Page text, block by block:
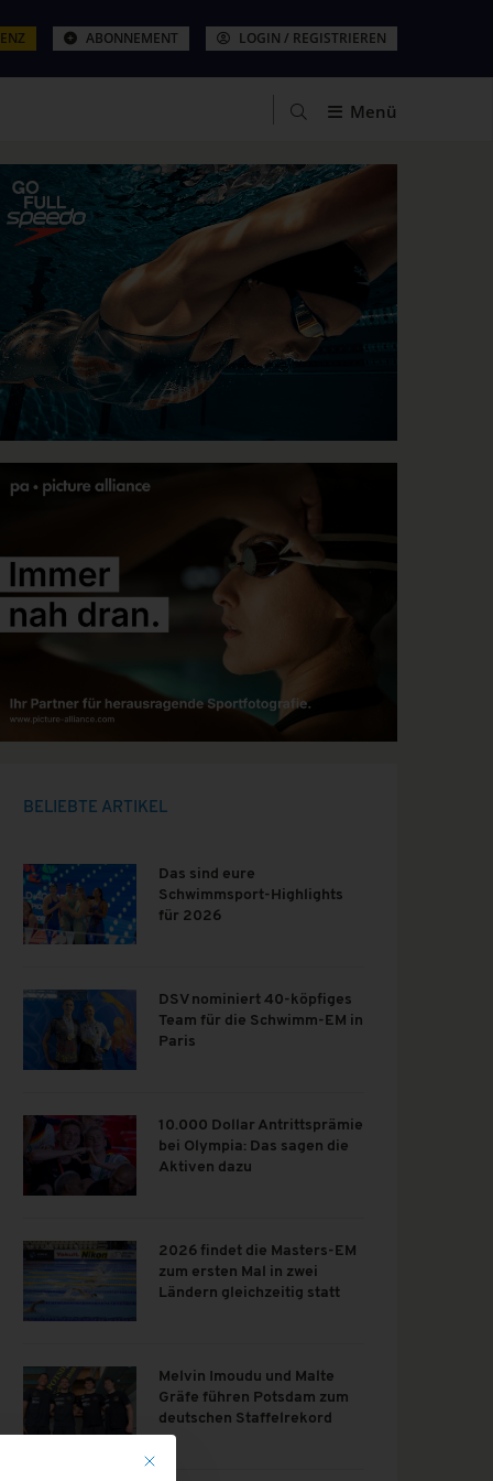
ABONNEMENT LOGIN / REGISTRIEREN
Menü
BELIEBTE ARTIKEL
Das sind eure
Schwimmsport-Highlights
für 2026
DSV nominiert 40-köpfiges
Team für die Schwimm-EM in
Paris
10.000 Dollar Antrittsprämie
bei Olympia: Das sagen die
Aktiven dazu
2026 findet die Masters-EM
zum ersten Mal in zwei
Ländern gleichzeitig statt
Melvin Imoudu und Malte
Gräfe führen Potsdam zum
deutschen Staffelrekord
Mit diesem Button wird der Dialog geschlossen. Seine